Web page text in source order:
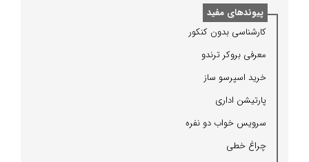
پیوندهای مفید
كارشناسی بدون كنكور
معرفی بروكر ترندو
خرید اسپرسو ساز
پارتیشن اداری
سرویس خواب دو نفره
چراغ خطی